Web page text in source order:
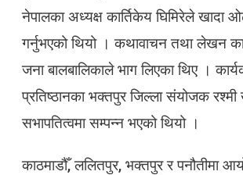
नेपालका अध्यक्ष कार्तिकेय घिमिरेले खादा
गर्नुभएको थियो । कथावाचन तथा लेखन
जना बालबालिकाले भाग लिएका थिए ।
प्रतिष्ठानका भक्तपुर जिल्ला संयोजक रश्मी
सभापतित्वमा सम्पन्न भएको थियो ।
काठमाडौँ, ललितपुर, भक्तपुर र पनौतीमा